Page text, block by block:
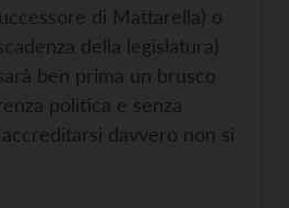
di Mattarella) o
della legislatura)
ben prima un brusco
politica e senza
davvero non si